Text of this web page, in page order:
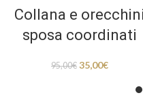
Collana e orecchini
sposa coordinati
95,00€ 35,00€